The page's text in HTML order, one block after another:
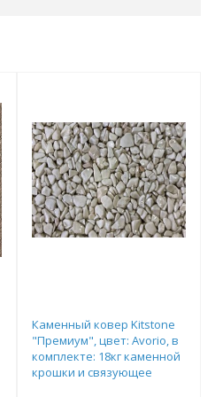
Каменный ковер Kitstone
"Премиум", цвет: Avorio, в
комплекте: 18кг каменной
крошки и связующее